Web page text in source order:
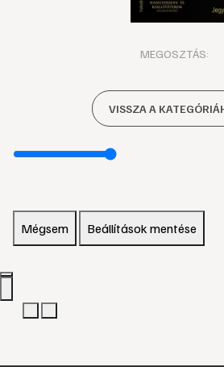
MEGOSZTÁS:
VISSZA A
Mégsem Beállítások mentése